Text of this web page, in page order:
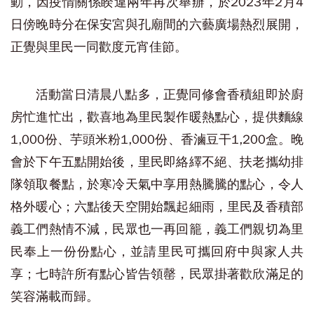
日傍晚時分在保安宮與孔廟間的六藝廣場熱烈展開，
正覺與里民一同歡度元宵佳節。
活動當日清晨八點多，正覺同修會香積組即於廚
房忙進忙出，歡喜地為里民製作暖熱點心，提供麵線
1,000份、芋頭米粉1,000份、香滷豆干1,200盒。晚
會於下午五點開始後，里民即絡繹不絕、扶老攜幼排
隊領取餐點，於寒冷天氣中享用熱騰騰的點心，令人
格外暖心；六點後天空開始飄起細雨，里民及香積部
義工們熱情不減，民眾也一再回籠，義工們親切為里
民奉上一份份點心，並請里民可攜回府中與家人共
享；七時許所有點心皆告領罄，民眾掛著歡欣滿足的
笑容滿載而歸。